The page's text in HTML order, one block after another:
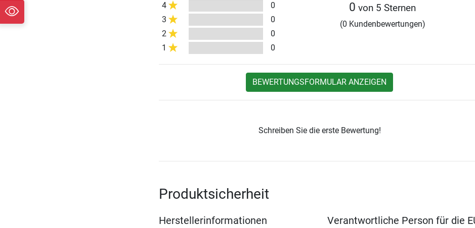
4
0
3
0
2
0
1
0
0 von 5 Sternen
(0 Kundenbewertungen)
BEWERTUNGSFORMULAR ANZEIGEN
Schreiben Sie die erste Bewertung!
Produktsicherheit
Herstellerinformationen Verantwortliche Person für die